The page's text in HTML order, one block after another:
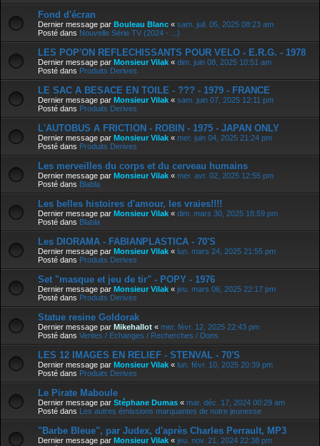
Fond d'écran
Dernier message par Bouleau Blanc « sam. juil. 05, 2025 08:23 am
Posté dans Nouvelle Série TV (2024 - ...)
LES POP'ON REFLECHISSANTS POUR VELO - E.R.G. - 1978
Dernier message par Monsieur Vilak « dim. juin 08, 2025 10:51 am
Posté dans Produits Derives
LE SAC A BESACE EN TOILE - ??? - 1979 - FRANCE
Dernier message par Monsieur Vilak « sam. juin 07, 2025 12:11 pm
Posté dans Produits Derives
L'AUTOBUS A FRICTION - ROBIN - 1975 - JAPAN ONLY
Dernier message par Monsieur Vilak « mer. juin 04, 2025 21:24 pm
Posté dans Produits Derives
Les merveilles du corps et du cerveau humains
Dernier message par Monsieur Vilak « mer. avr. 02, 2025 12:55 pm
Posté dans Blabla
Les belles histoires d'amour, les vraies!!!!
Dernier message par Monsieur Vilak « dim. mars 30, 2025 18:59 pm
Posté dans Blabla
Les DIORAMA - FABIANPLASTICA - 70'S
Dernier message par Monsieur Vilak « lun. mars 24, 2025 21:55 pm
Posté dans Produits Derives
Set "masque et jeu de tir" - POPY - 1976
Dernier message par Monsieur Vilak « jeu. mars 06, 2025 22:17 pm
Posté dans Produits Derives
Statue resine Goldorak
Dernier message par Mikehallot « mer. févr. 12, 2025 22:43 pm
Posté dans Ventes / Echanges / Recherches / Dons
LES 12 IMAGES EN RELIEF - STENVAL - 70'S
Dernier message par Monsieur Vilak « lun. févr. 10, 2025 20:39 pm
Posté dans Produits Derives
Le Pirate Maboule
Dernier message par Stéphane Dumas « mar. déc. 17, 2024 00:29 am
Posté dans Les autres émissions marquantes de notre jeunesse
"Barbe Bleue", par Judex, d'après Charles Perrault, MP3
Dernier message par Monsieur Vilak « jeu. nov. 21, 2024 22:38 pm